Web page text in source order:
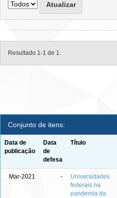
Resultado 1-1 de 1.
Conjunto de itens:
Data de
publicação
Data
de
defesa
Título
Mar-2021 -
Universidades
federais na
pandemia da